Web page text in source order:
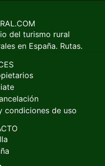
del turismo rural
en España. Rutas.
condiciones de uso